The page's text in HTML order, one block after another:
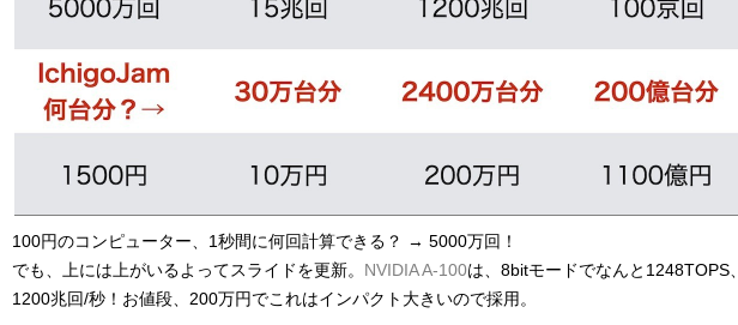
100円のコンピューター、1秒間に何回計算できる？ → 5000万回！
でも、上には上がいるよってスライドを更新。 NVIDIA A-100は、8bitモードでなんと1248TOPS、
1200兆回/秒！お値段、200万円でこれはインパクト大きいので採用。